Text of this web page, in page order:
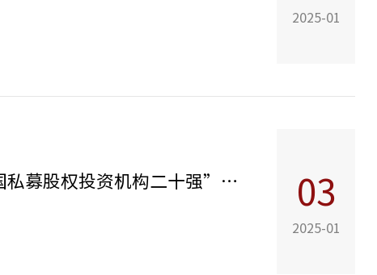
2025-01
基石资本荣获2023-2024年度中国PE/VC行业评选“中国私募股权投资机构二十强”等奖项 03
2025-01